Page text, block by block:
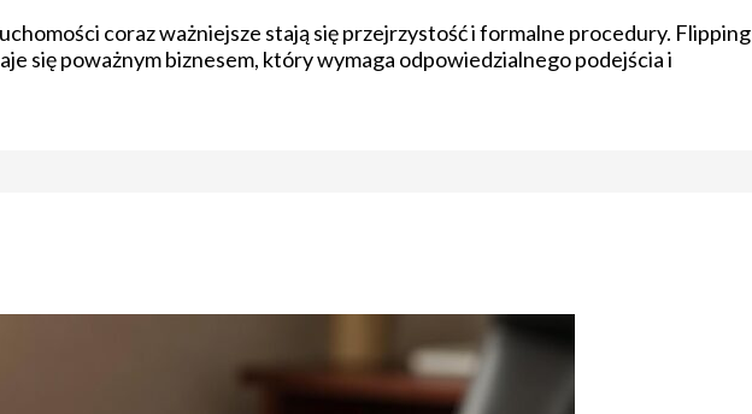
coraz ważniejsze stają się przejrzystość i formalne procedury. Flipping
się poważnym biznesem, który wymaga odpowiedzialnego podejścia i